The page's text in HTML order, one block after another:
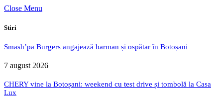
Close Menu
Stiri
Smash’pa Burgers angajează barman și ospătar în Botoșani
7 august 2026
CHERY vine la Botoșani: weekend cu test drive și tombolă la Casa
Lux